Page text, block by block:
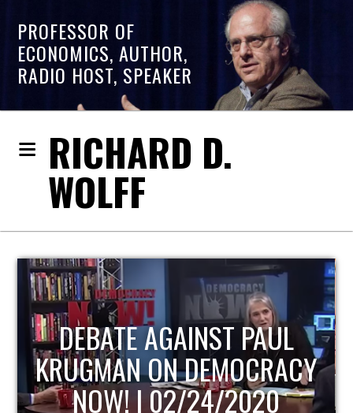
PROFESSOR OF
ECONOMICS, AUTHOR,
RADIO HOST, SPEAKER
RICHARD D.
WOLFF
HOST OF ECONOMIC
UPDATE